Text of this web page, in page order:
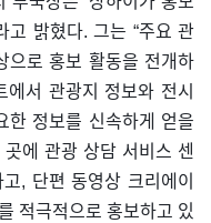
고 밝혔다. 그는 “주요 관
으로 홍보 활동을 전개하
서 관광지 정보와 전시
한 정보를 신속하게 얻을
에 관광 상담 서비스 센
, 단편 동영상 크리에이
적극적으로 홍보하고 있